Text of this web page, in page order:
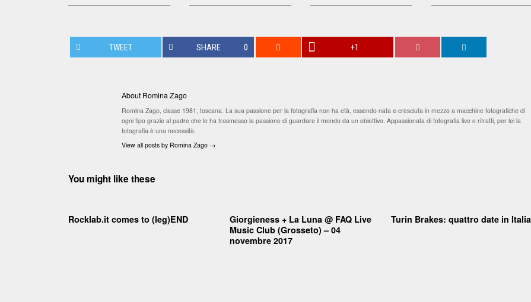
TWEET SHARE 0 +1
About Romina Zago
Romina Zago, classe 1981, toscana. La sua passione per la fotografia non ha età, essendo nata e cresciuta in mezzo a macchine fotografiche di
ogni tipo grazie al padre che le ha trasmesso la passione di guardare il mondo da un obiettivo. Appassionata di fotografia live e ritratti, per lei la
fotografia è una necessità.
View all posts by Romina Zago →
You might like these
Rocklab.it comes to (leg)END
Giorgieness + La Luna @ FAQ Live
Music Club (Grosseto) – 04
novembre 2017
Turin Brakes: quattro date in Italia